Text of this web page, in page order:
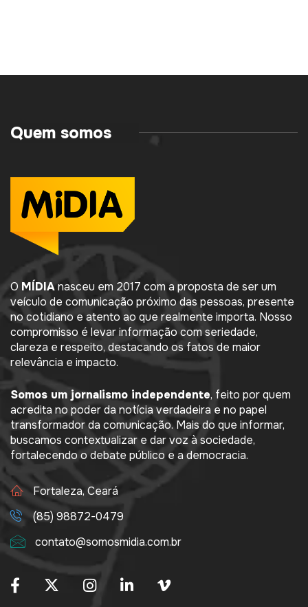
Quem somos
O MÍDIAnasceu em 2017 com a proposta de ser um
veículo de comunicação próximo das pessoas, presente
no cotidiano e atento ao que realmente importa. Nosso
compromisso é levar informação com seriedade,
clareza e respeito, destacando os fatos de maior
relevância e impacto.
Somos um jornalismo independente, feito por quem
acredita no poder da notícia verdadeira e no papel
transformador da comunicação. Mais do que informar,
buscamos contextualizar e dar voz à sociedade,
fortalecendo o debate público e a democracia.
Fortaleza, Ceará
(85) 98872-0479
contato@somosmidia.com.br